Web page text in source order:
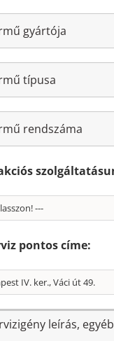
pontos címe: